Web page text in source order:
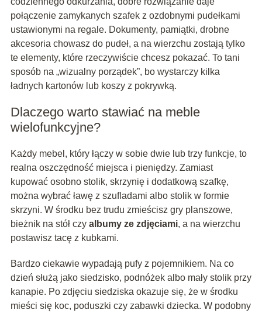
połączenie zamykanych szafek z ozdobnymi pudełkami
ustawionymi na regale. Dokumenty, pamiątki, drobne
akcesoria chowasz do pudeł, a na wierzchu zostają tylko
te elementy, które rzeczywiście chcesz pokazać. To tani
sposób na „wizualny porządek”, bo wystarczy kilka
ładnych kartonów lub koszy z pokrywką.
Dlaczego warto stawiać na meble
wielofunkcyjne?
Każdy mebel, który łączy w sobie dwie lub trzy funkcje, to
realna oszczędność miejsca i pieniędzy. Zamiast
kupować osobno stolik, skrzynię i dodatkową szafkę,
można wybrać ławę z szufladami albo stolik w formie
skrzyni. W środku bez trudu zmieścisz gry planszowe,
bieżnik na stół czy albumy ze zdjęciami, a na wierzchu
postawisz tacę z kubkami.
Bardzo ciekawie wypadają pufy z pojemnikiem. Na co
dzień służą jako siedzisko, podnóżek albo mały stolik przy
kanapie. Po zdjęciu siedziska okazuje się, że w środku
mieści się koc, poduszki czy zabawki dziecka. W podobny